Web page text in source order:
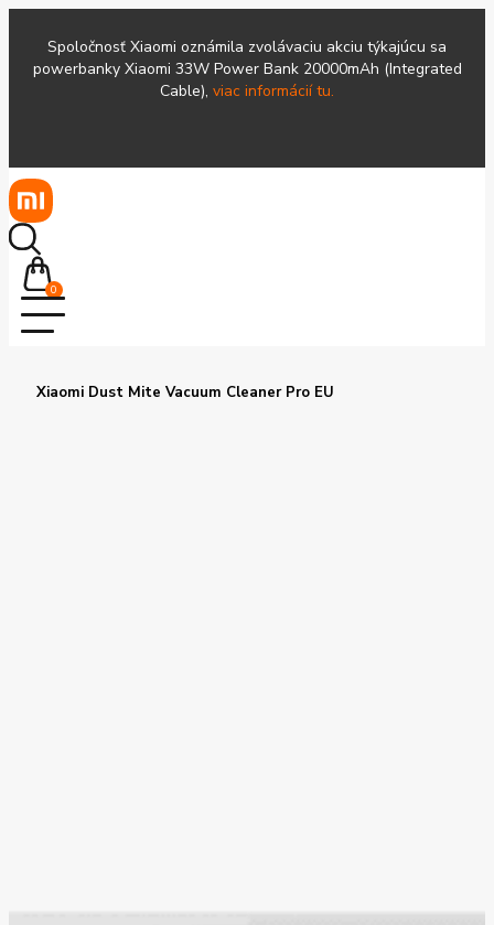
Spoločnosť Xiaomi oznámila zvolávaciu akciu týkajúcu sa
powerbanky Xiaomi 33W Power Bank 20000mAh (Integrated
Cable), viac informácií tu.
0
Xiaomi Dust Mite Vacuum Cleaner Pro EU